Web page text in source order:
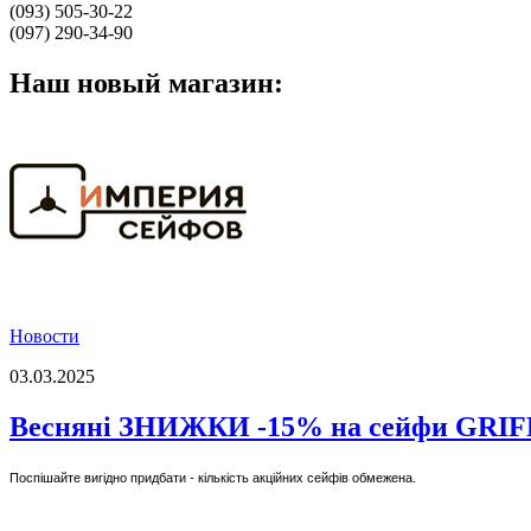
(093) 505-30-22
(097) 290-34-90
Наш новый магазин:
Новости
03.03.2025
Весняні ЗНИЖКИ -15% на сейфи
Поспішайте вигідно придбати - кількість акційних сейфів обмежена.